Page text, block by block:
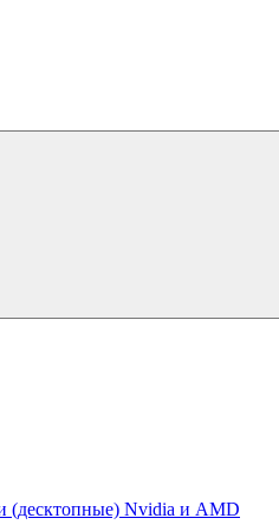
(десктопные) Nvidia и AMD